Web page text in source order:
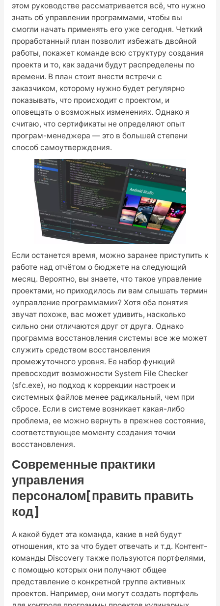
этом руководстве рассматривается всё, что нужно
знать об управлении программами, чтобы вы
смогли начать применять его уже сегодня. Четкий
проработанный план позволит избежать двойной
работы, покажет команде всю структуру создания
проекта и то, как задачи будут распределены по
времени. В план стоит внести встречи с
заказчиком, которому нужно будет регулярно
показывать, что происходит с проектом, и
оповещать о возможных изменениях. Однако я
считаю, что сертификаты не определяют опыт
програм-менеджера — это в большей степени
способ самоутверждения.
Если останется время, можно заранее приступить к
работе над отчётом о бюджете на следующий
месяц. Вероятно, вы знаете, что такое управление
проектами, но приходилось ли вам слышать термин
«управление программами»? Хотя оба понятия
звучат похоже, вас может удивить, насколько
сильно они отличаются друг от друга. Однако
программа восстановления системы все же может
служить средством восстановления
промежуточного уровня. Ее набор функций
превосходит возможности System File Checker
(sfc.exe), но подход к коррекции настроек и
системных файлов менее радикальный, чем при
сбросе. Если в системе возникает какая-либо
проблема, ее можно вернуть в прежнее состояние,
соответствующее моменту создания точки
восстановления.
Современные практики
управления
персоналом[править править
код]
А какой будет эта команда, какие в ней будут
отношения, кто за что будет отвечать и т.д. Контент-
команды Discovery также пользуются портфелями,
с помощью которых они получают общее
представление о конкретной группе активных
проектов. Например, они могут создать портфель